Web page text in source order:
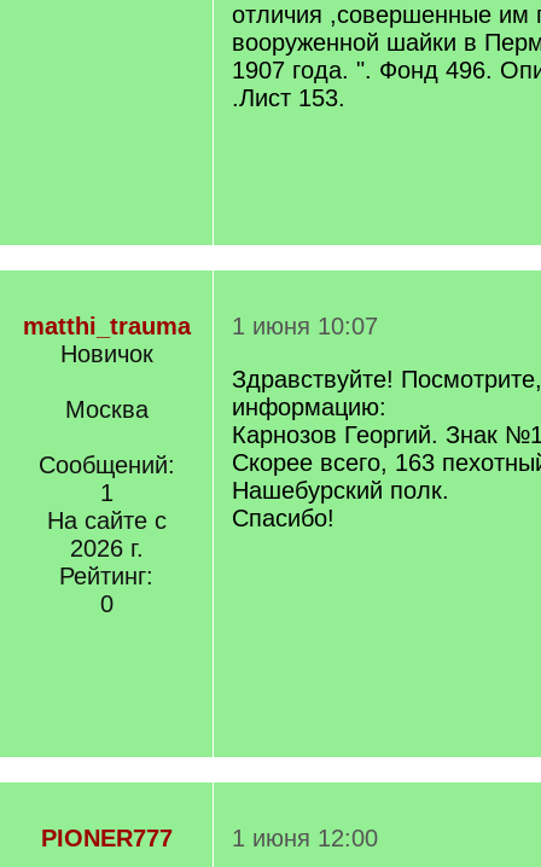
отличия ,совершенные им
вооруженной шайки в
1907 года. ". Фонд 496.
.Лист 153.
matthi_trauma
Новичок
Москва
Сообщений:
1
На сайте с
2026 г.
Рейтинг:
0
1 июня 10:07
Здравствуйте!
информацию:
Карнозов Георгий. Знак
Скорее всего, 163
Нашебурский полк.
Спасибо!
PIONER777 1 июня 12:00